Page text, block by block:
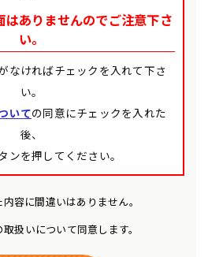
はありませんのでご注意下さ
い。
なければチェックを入れて下さ
い。
いての同意にチェックを入れた
後、
ンを押してください。
容に間違いはありません。
扱いについて同意します。